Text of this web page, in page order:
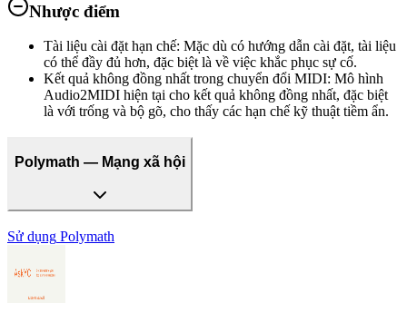
Nhược điểm
Tài liệu cài đặt hạn chế: Mặc dù có hướng dẫn cài đặt, tài liệu
có thể đầy đủ hơn, đặc biệt là về việc khắc phục sự cố.
Kết quả không đồng nhất trong chuyển đổi MIDI: Mô hình
Audio2MIDI hiện tại cho kết quả không đồng nhất, đặc biệt
là với trống và bộ gõ, cho thấy các hạn chế kỹ thuật tiềm ẩn.
Polymath — Mạng xã hội
Sử dụng Polymath